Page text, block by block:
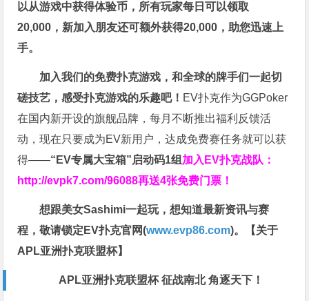
以从游戏中获得体验币，所有玩家每日可以领取
20,000，新加入朋友还可额外获得20,000，助您迅速上
手。
加入我们的免费扑克游戏，和全球的牌手们一起切
磋技艺，感受扑克游戏的乐趣吧！ EV扑克作为GGPoker
在国内新开设的旗舰品牌，每月不断推出福利反馈活
动，现在只要成为EV新用户，达成免费赛任务就可以获
得——“EV专属大宝箱”启动码1组 加入EV扑克战队：
http://evpk7.com/96088再送4张免费门票！
想跟美女Sashimi一起玩，想知道最新资讯与赛
程，敬请锁定EV扑克官网(www.evp86.com)。
【关于
APL亚洲扑克联盟杯】
APL亚洲扑克联盟杯 征战南北 角逐天下！